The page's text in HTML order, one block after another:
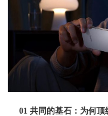
01 共同的基石：为何